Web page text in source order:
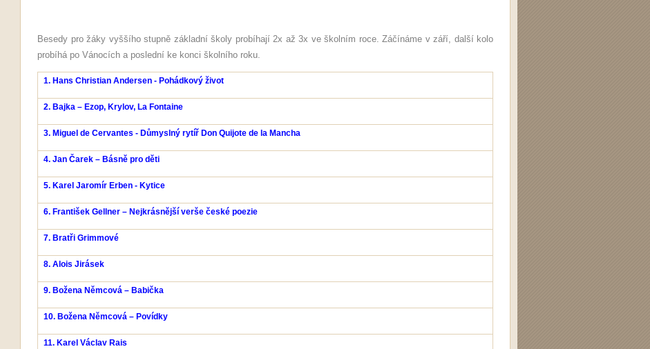
Besedy pro žáky vyššího stupně základní školy probíhají 2x až 3x ve školním roce. Záčínáme v září, další kolo
probíhá po Vánocích a poslední ke konci školního roku.
1. Hans Christian Andersen - Pohádkový život
2. Bajka – Ezop, Krylov, La Fontaine
3. Miguel de Cervantes - Důmyslný rytíř Don Quijote de la Mancha
4. Jan Čarek – Básně pro děti
5. Karel Jaromír Erben - Kytice
6. František Gellner – Nejkrásnější verše české poezie
7. Bratři Grimmové
8. Alois Jirásek
9. Božena Němcová – Babička
10. Božena Němcová – Povídky
11. Karel Václav Rais